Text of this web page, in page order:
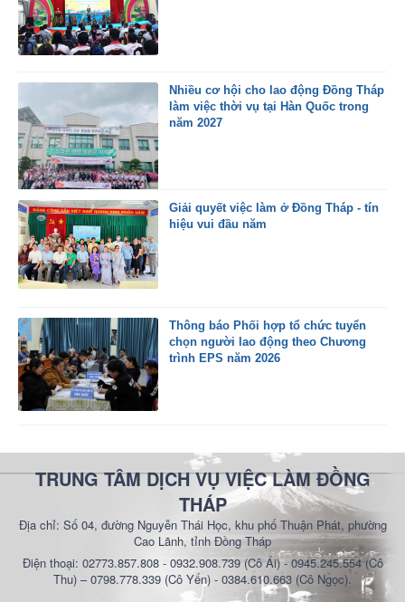
Nhiều cơ hội cho lao động Đồng Tháp
làm việc thời vụ tại Hàn Quốc trong
năm 2027
Giải quyết việc làm ở Đồng Tháp - tín
hiệu vui đầu năm
Thông báo Phối hợp tổ chức tuyển
chọn người lao động theo Chương
trình EPS năm 2026
TRUNG TÂM DỊCH VỤ VIỆC LÀM ĐỒNG
THÁP
Địa chỉ: Số 04, đường Nguyễn Thái Học, khu phố Thuận Phát, phường
Cao Lãnh, tỉnh Đồng Tháp
Điện thoại: 02773.857.808 - 0932.908.739 (Cô Ái) - 0945.245.554 (Cô
Thu) – 0798.778.339 (Cô Yến) - 0384.610.663 (Cô Ngọc).